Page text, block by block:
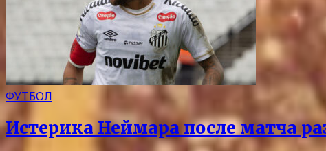
ФУТБОЛ
Истерика Неймара после матча